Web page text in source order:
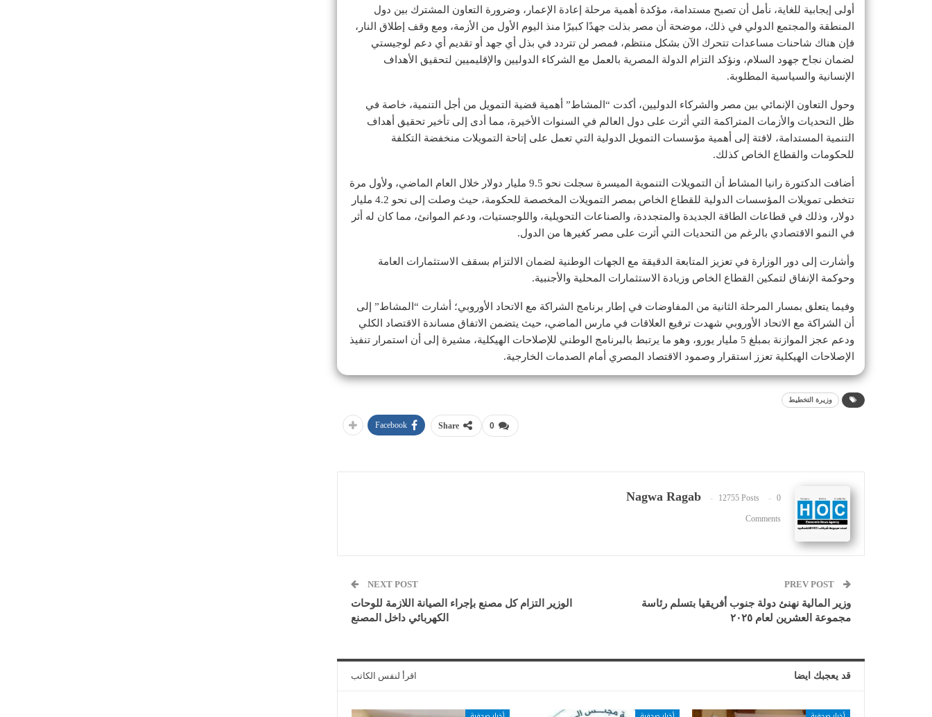
أولى إيجابية للغاية، نأمل أن تصبح مستدامة، مؤكدة أهمية مرحلة إعادة الإعمار، وضرورة التعاون المشترك بين دول
المنطقة والمجتمع الدولي في ذلك، موضحة أن مصر بذلت جهدًا كبيرًا منذ اليوم الأول من الأزمة، ومع وقف إطلاق النار،
فإن هناك شاحنات مساعدات تتحرك الآن بشكل منتظم، فمصر لن تتردد في بذل أي جهد أو تقديم أي دعم لوجيستي
لضمان نجاح جهود السلام، ونؤكد التزام الدولة المصرية بالعمل مع الشركاء الدوليين والإقليميين لتحقيق الأهداف
الإنسانية والسياسية المطلوبة.
وحول التعاون الإنمائي بين مصر والشركاء الدوليين، أكدت “المشاط” أهمية قضية التمويل من أجل التنمية، خاصة في
ظل التحديات والأزمات المتراكمة التي أثرت على دول العالم في السنوات الأخيرة، مما أدى إلى تأخير تحقيق أهداف
التنمية المستدامة، لافتة إلى أهمية مؤسسات التمويل الدولية التي تعمل على إتاحة التمويلات منخفضة التكلفة
للحكومات والقطاع الخاص كذلك.
أضافت الدكتورة رانيا المشاط أن التمويلات التنموية الميسرة سجلت نحو 9.5 مليار دولار خلال العام الماضي، ولأول مرة
تتخطى تمويلات المؤسسات الدولية للقطاع الخاص بمصر التمويلات المخصصة للحكومة، حيث وصلت إلى نحو 4.2 مليار
دولار، وذلك في قطاعات الطاقة الجديدة والمتجددة، والصناعات التحويلية، واللوجستيات، ودعم الموانئ، مما كان له أثر
في النمو الاقتصادي بالرغم من التحديات التي أثرت على مصر كغيرها من الدول.
وأشارت إلى دور الوزارة في تعزيز المتابعة الدقيقة مع الجهات الوطنية لضمان الالتزام بسقف الاستثمارات العامة
وحوكمة الإنفاق لتمكين القطاع الخاص وزيادة الاستثمارات المحلية والأجنبية.
وفيما يتعلق بمسار المرحلة الثانية من المفاوضات في إطار برنامج الشراكة مع الاتحاد الأوروبي؛ أشارت “المشاط” إلى
أن الشراكة مع الاتحاد الأوروبي شهدت ترفيع العلاقات في مارس الماضي، حيث يتضمن الاتفاق مساندة الاقتصاد الكلي
ودعم عجز الموازنة بمبلغ 5 مليار يورو، وهو ما يرتبط بالبرنامج الوطني للإصلاحات الهيكلية، مشيرة إلى أن استمرار تنفيذ
الإصلاحات الهيكلية تعزز استقرار وصمود الاقتصاد المصري أمام الصدمات الخارجية.
وزيرة التخطيط
0
Share
Facebook
Nagwa Ragab 12755 Posts 0
Comments
وزير المالية نهنئ دولة جنوب أفريقيا بتسلم رئاسة
مجموعة العشرين لعام ٢٠٢٥
NEXT POST
الوزير التزام كل مصنع بإجراء الصيانة اللازمة للوحات
الكهربائي داخل المصنع
قد يعجبك ايضا اقرأ لنفس الكاتب